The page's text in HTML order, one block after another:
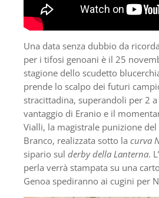
Una data senza dubbio da
per i tifosi genoani è il 25
stagione dello scudetto
prende lo scalpo dei futuri
stracittadina, superandoli per 2
vantaggio di Eranio e il
Vialli, la magistrale punizione
Branco, realizzata sotto la curva
sipario sul derby della Lanterna.
perla verrà stampata su una
Genoa spediranno ai cugini per